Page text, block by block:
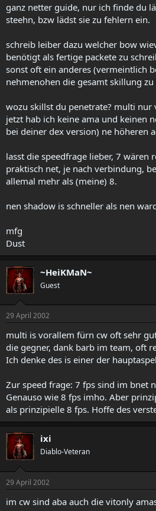
ganz netter guide, nur ich finde du
steehn, bzw lädst sie zu fehlern ein.
schreib leiber dazu welcher bow
benötigt als fertige packete zu
sonst oft ein anderes (vermeintlich
nehmenohen die gesamt skillung zu
wozu skillst du penetrate? multi nur
jetzt hab ich keine ama und keinen
bei deiner dex version) ne höheren
lasst die speedfrage lieber, 7 wären
praktisch net, je nach verbindung,
allemal mehr als (meine) 8.
nen shadow is schneller als nen
mfg
Dust
~HeiKMaN~
Guest
29 April 2002
multi is vorallem fürn cw oft sehr
die gegner, dank barb im team, oft
Ich denke des is einer der
Zur speed frage: 7 fps sind im bnet
Genauso wie 8 fps imho. Aber
als prinzipielle 8 fps. Hoffe des
ixi
Diablo-Veteran
29 April 2002
im cw sind aba auch die vitonly